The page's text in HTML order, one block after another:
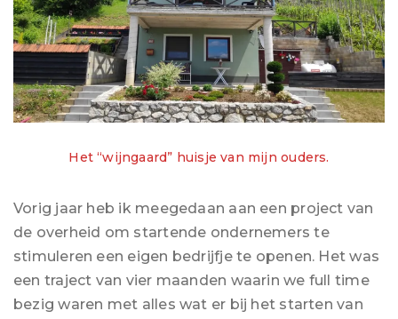
Het “wijngaard” huisje van mijn ouders.
Vorig jaar heb ik meegedaan aan een project van
de overheid om startende ondernemers te
stimuleren een eigen bedrijfje te openen. Het was
een traject van vier maanden waarin we full time
bezig waren met alles wat er bij het starten van